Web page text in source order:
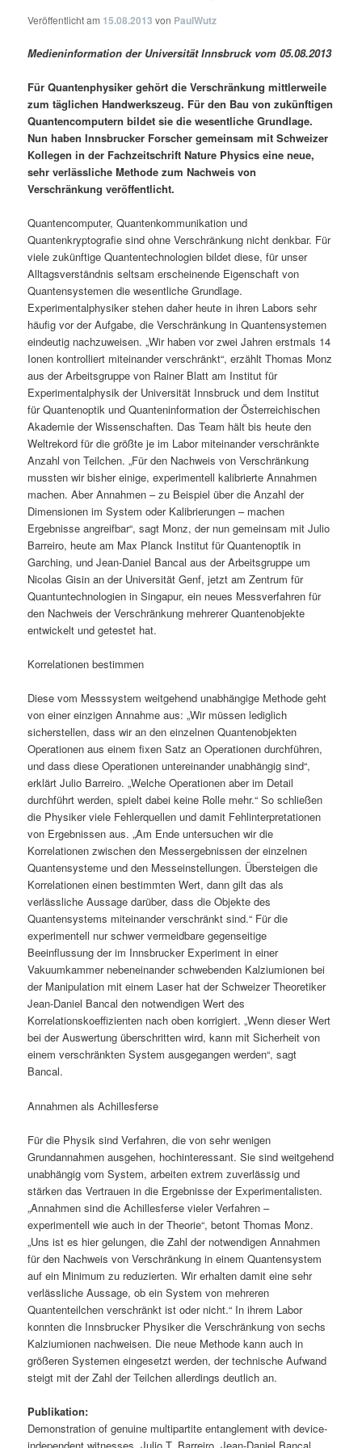
Veröffentlicht am 15.08.2013 von PaulWutz
Medieninformation der Universität Innsbruck vom 05.08.2013
Für Quantenphysiker gehört die Verschränkung mittlerweile
zum täglichen Handwerkszeug. Für den Bau von zukünftigen
Quantencomputern bildet sie die wesentliche Grundlage.
Nun haben Innsbrucker Forscher gemeinsam mit Schweizer
Kollegen in der Fachzeitschrift Nature Physics eine neue,
sehr verlässliche Methode zum Nachweis von
Verschränkung veröffentlicht.
Quantencomputer, Quantenkommunikation und
Quantenkryptografie sind ohne Verschränkung nicht denkbar. Für
viele zukünftige Quantentechnologien bildet diese, für unser
Alltagsverständnis seltsam erscheinende Eigenschaft von
Quantensystemen die wesentliche Grundlage.
Experimentalphysiker stehen daher heute in ihren Labors sehr
häufig vor der Aufgabe, die Verschränkung in Quantensystemen
eindeutig nachzuweisen. „Wir haben vor zwei Jahren erstmals 14
Ionen kontrolliert miteinander verschränkt“, erzählt Thomas Monz
aus der Arbeitsgruppe von Rainer Blatt am Institut für
Experimentalphysik der Universität Innsbruck und dem Institut
für Quantenoptik und Quanteninformation der Österreichischen
Akademie der Wissenschaften. Das Team hält bis heute den
Weltrekord für die größte je im Labor miteinander verschränkte
Anzahl von Teilchen. „Für den Nachweis von Verschränkung
mussten wir bisher einige, experimentell kalibrierte Annahmen
machen. Aber Annahmen – zu Beispiel über die Anzahl der
Dimensionen im System oder Kalibrierungen – machen
Ergebnisse angreifbar“, sagt Monz, der nun gemeinsam mit Julio
Barreiro, heute am Max Planck Institut für Quantenoptik in
Garching, und Jean-Daniel Bancal aus der Arbeitsgruppe um
Nicolas Gisin an der Universität Genf, jetzt am Zentrum für
Quantuntechnologien in Singapur, ein neues Messverfahren für
den Nachweis der Verschränkung mehrerer Quantenobjekte
entwickelt und getestet hat.
Korrelationen bestimmen
Diese vom Messsystem weitgehend unabhängige Methode geht
von einer einzigen Annahme aus: „Wir müssen lediglich
sicherstellen, dass wir an den einzelnen Quantenobjekten
Operationen aus einem fixen Satz an Operationen durchführen,
und dass diese Operationen untereinander unabhängig sind“,
erklärt Julio Barreiro. „Welche Operationen aber im Detail
durchführt werden, spielt dabei keine Rolle mehr.“ So schließen
die Physiker viele Fehlerquellen und damit Fehlinterpretationen
von Ergebnissen aus. „Am Ende untersuchen wir die
Korrelationen zwischen den Messergebnissen der einzelnen
Quantensysteme und den Messeinstellungen. Übersteigen die
Korrelationen einen bestimmten Wert, dann gilt das als
verlässliche Aussage darüber, dass die Objekte des
Quantensystems miteinander verschränkt sind.“ Für die
experimentell nur schwer vermeidbare gegenseitige
Beeinflussung der im Innsbrucker Experiment in einer
Vakuumkammer nebeneinander schwebenden Kalziumionen bei
der Manipulation mit einem Laser hat der Schweizer Theoretiker
Jean-Daniel Bancal den notwendigen Wert des
Korrelationskoeffizienten nach oben korrigiert. „Wenn dieser Wert
bei der Auswertung überschritten wird, kann mit Sicherheit von
einem verschränkten System ausgegangen werden“, sagt
Bancal.
Annahmen als Achillesferse
Für die Physik sind Verfahren, die von sehr wenigen
Grundannahmen ausgehen, hochinteressant. Sie sind weitgehend
unabhängig vom System, arbeiten extrem zuverlässig und
stärken das Vertrauen in die Ergebnisse der Experimentalisten.
„Annahmen sind die Achillesferse vieler Verfahren –
experimentell wie auch in der Theorie“, betont Thomas Monz.
„Uns ist es hier gelungen, die Zahl der notwendigen Annahmen
für den Nachweis von Verschränkung in einem Quantensystem
auf ein Minimum zu reduzierten. Wir erhalten damit eine sehr
verlässliche Aussage, ob ein System von mehreren
Quantenteilchen verschränkt ist oder nicht.“ In ihrem Labor
konnten die Innsbrucker Physiker die Verschränkung von sechs
Kalziumionen nachweisen. Die neue Methode kann auch in
größeren Systemen eingesetzt werden, der technische Aufwand
steigt mit der Zahl der Teilchen allerdings deutlich an.
Publikation:
Demonstration of genuine multipartite entanglement with device-